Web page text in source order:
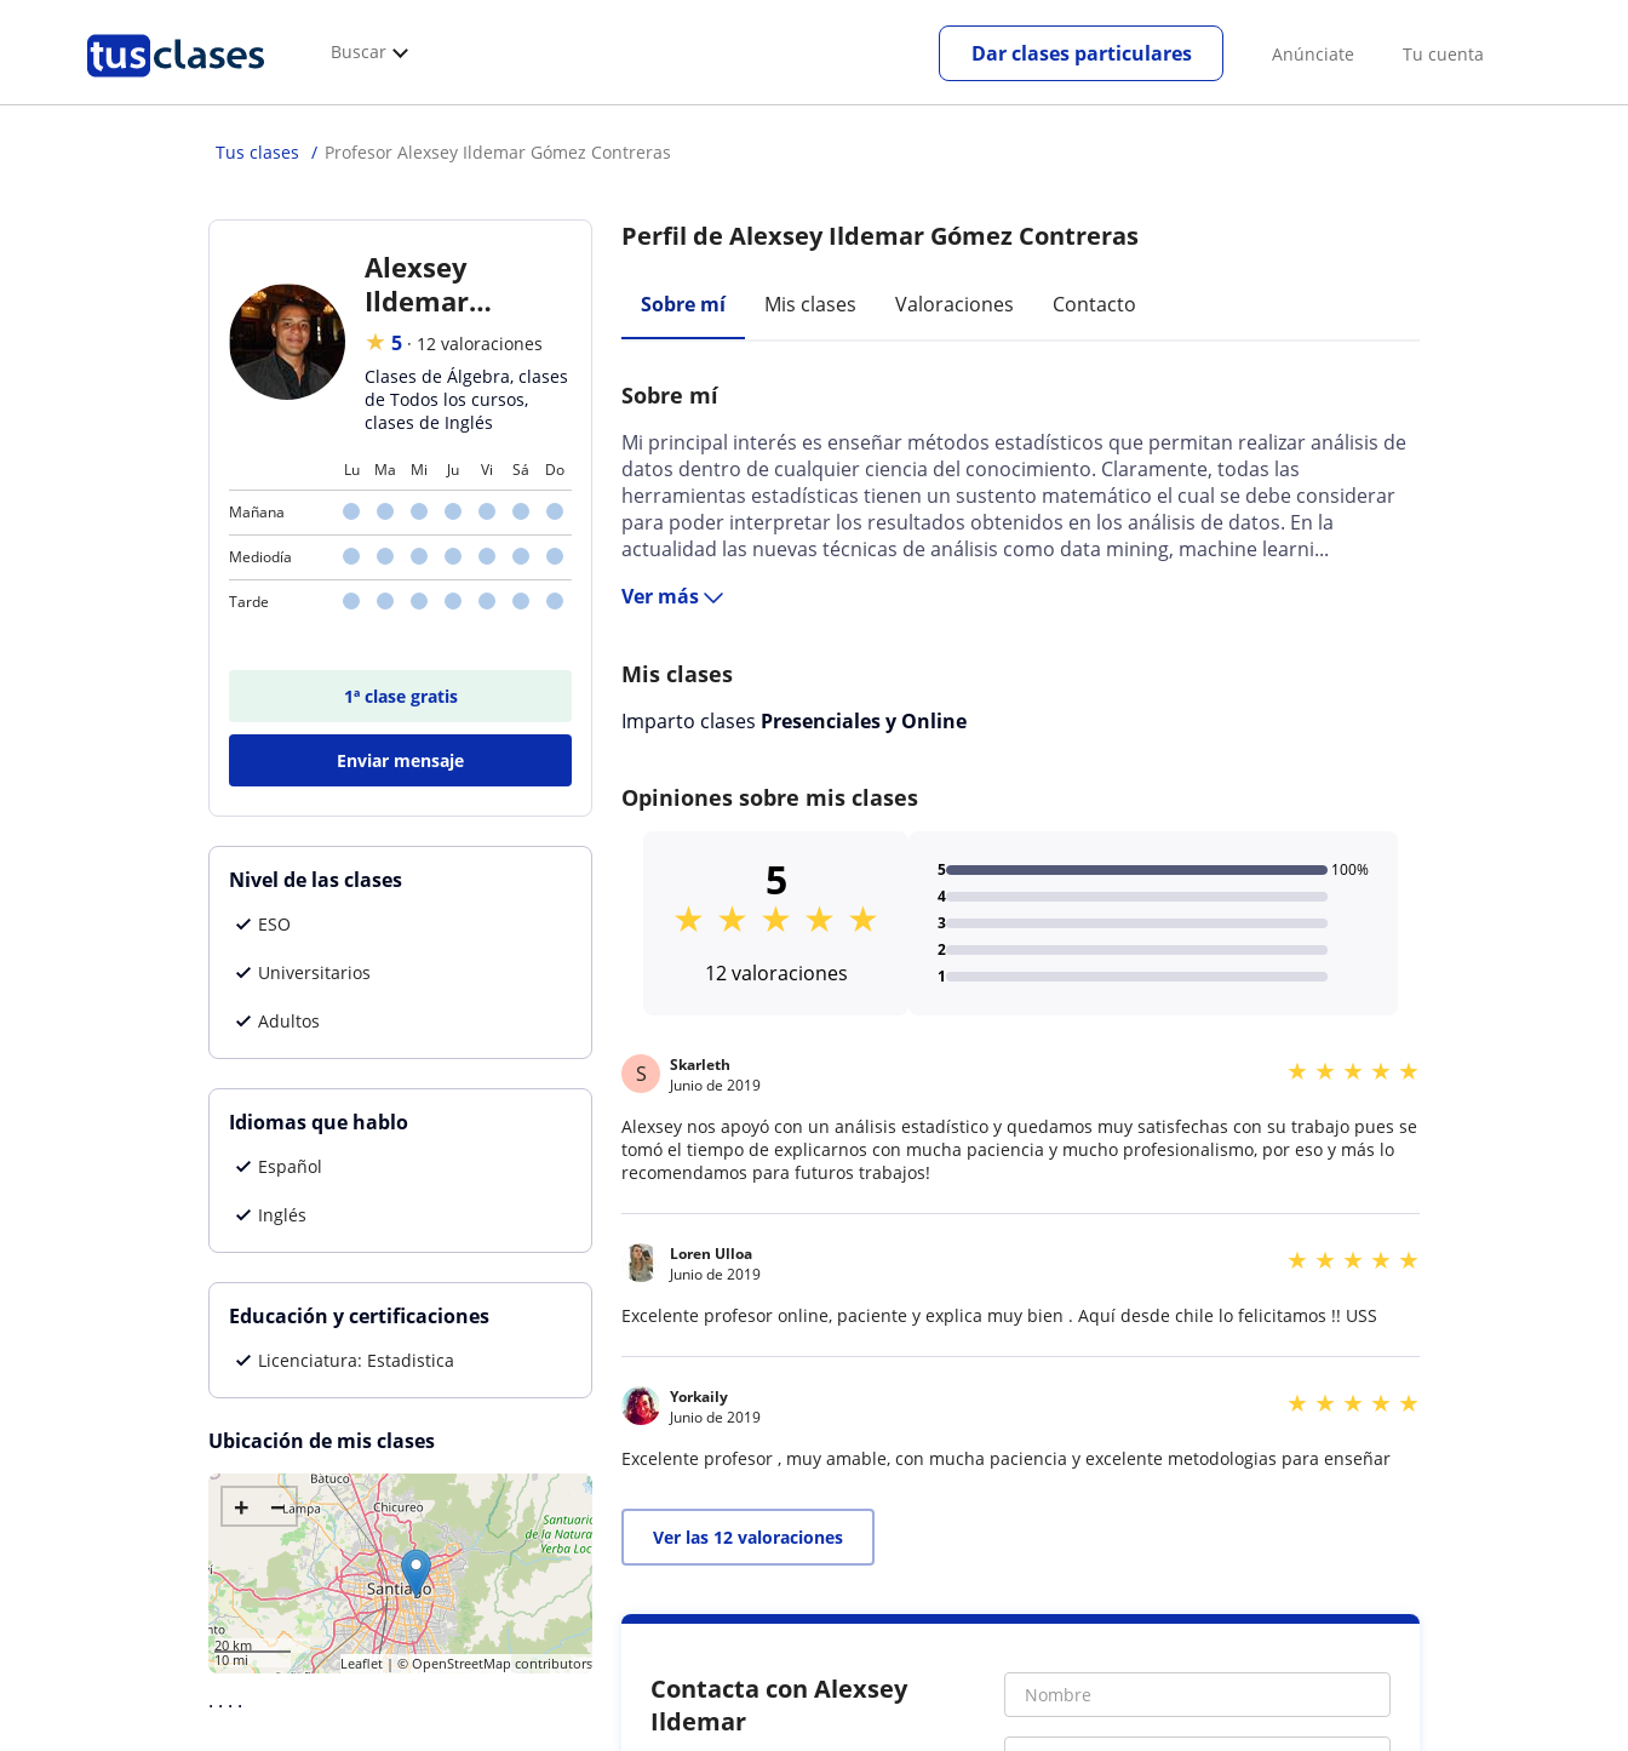
Buscar Anúnciate Tu cuenta
Dar clases particulares
Tus clases Profesor Alexsey Ildemar Gómez Contreras
Alexsey
Ildemar
Gómez
Contreras
★ 5 · 12 valoraciones
Clases de Álgebra, clases
de Todos los cursos,
clases de Inglés
Lu Ma Mi Ju Vi Sá Do
Mañana
Mediodía
Tarde
1ª clase gratis
Enviar mensaje
Nivel de las clases
ESO
Universitarios
Adultos
Idiomas que hablo
Español
Inglés
Educación y certificaciones
Licenciatura: Estadistica
Ubicación de mis clases
+ −
20 km
10 mi
Leaflet| ©OpenStreetMap contributors
· · · ·
Perfil de Alexsey Ildemar Gómez Contreras
Sobre mí Mis clases Valoraciones Contacto
Sobre mí
Mi principal interés es enseñar métodos estadísticos que permitan realizar análisis de
datos dentro de cualquier ciencia del conocimiento. Claramente, todas las
herramientas estadísticas tienen un sustento matemático el cual se debe considerar
para poder interpretar los resultados obtenidos en los análisis de datos. En la
actualidad las nuevas técnicas de análisis como data mining, machine learni...
Ver más
Mis clases
Imparto clases Presenciales y Online
Opiniones sobre mis clases
5
★ ★ ★ ★ ★
12 valoraciones 1
2
3
4
5 100%
S
Skarleth
Junio de 2019
★ ★ ★ ★ ★
Alexsey nos apoyó con un análisis estadístico y quedamos muy satisfechas con su trabajo pues se
tomó el tiempo de explicarnos con mucha paciencia y mucho profesionalismo, por eso y más lo
recomendamos para futuros trabajos!
Loren Ulloa
Junio de 2019
★ ★ ★ ★ ★
Excelente profesor online, paciente y explica muy bien . Aquí desde chile lo felicitamos !! USS
Yorkaily
Junio de 2019
★ ★ ★ ★ ★
Excelente profesor , muy amable, con mucha paciencia y excelente metodologias para enseñar
Ver las 12 valoraciones
Contacta con Alexsey
Ildemar